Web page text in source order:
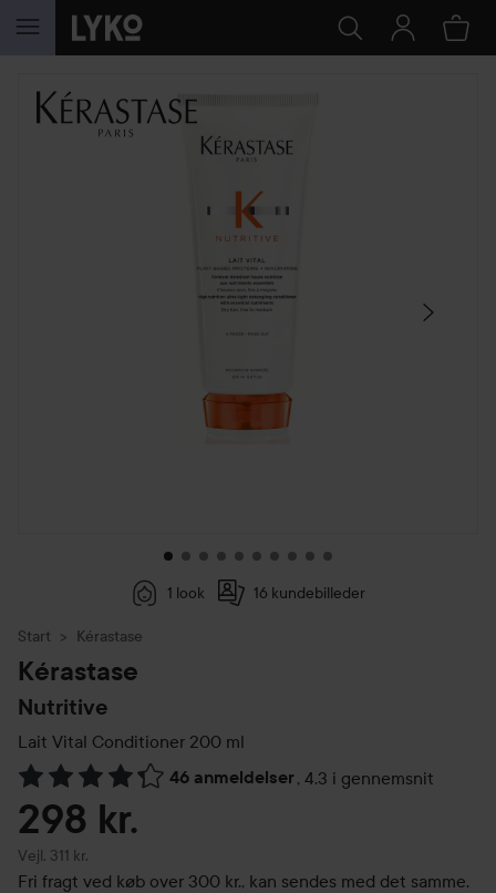
GÅ TIL INDHOLD
SPRING OVER SEKTIONEN
1 look 16 kundebilleder
Start Kérastase
Kérastase
Nutritive
Lait Vital Conditioner 200 ml
46 anmeldelser, 4.3 i gennemsnit
Gå til Anmeldelser & kommentarer
298 kr.
Vejl. 311 kr.
Vejledende pris 311 kr.
Fri fragt ved køb over 300 kr., kan sendes med det samme.